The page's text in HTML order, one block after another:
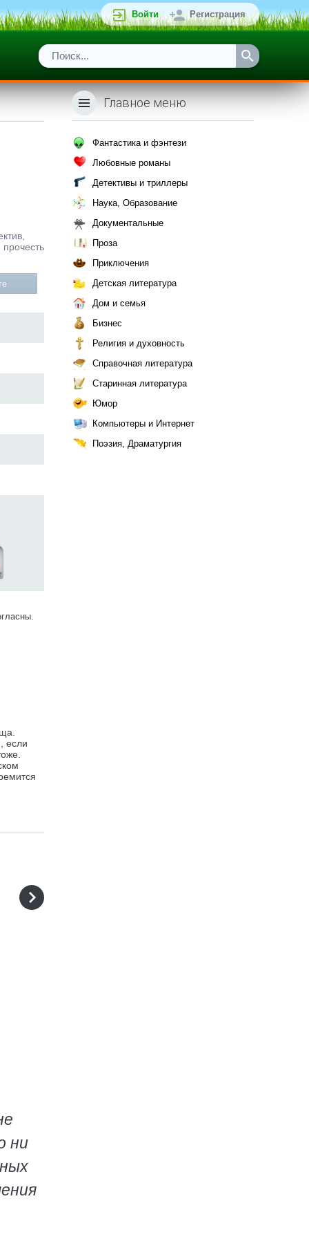
Войти Регистрация
если
ни
Главное меню
Фантастика и фэнтези
Любовные романы
Детективы и триллеры
Наука, Образование
Документальные
Проза
Приключения
Детская литература
Дом и семья
Бизнес
Религия и духовность
Справочная литература
Старинная литература
Юмор
Компьютеры и Интернет
Поэзия, Драматургия